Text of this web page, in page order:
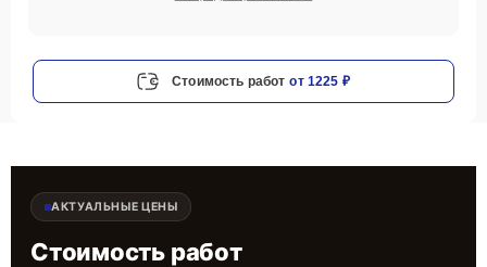
Стоимость работ от 1225 ₽
АКТУАЛЬНЫЕ ЦЕНЫ
Стоимость работ